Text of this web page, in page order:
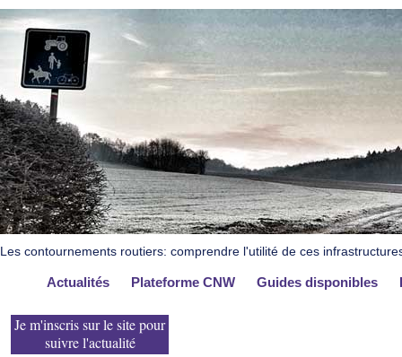
Les contournements routiers: comprendre l'utilité de ces
Actualités Plateforme CNW Guides disponibles
Je m'inscris sur le site pour
suivre l'actualité